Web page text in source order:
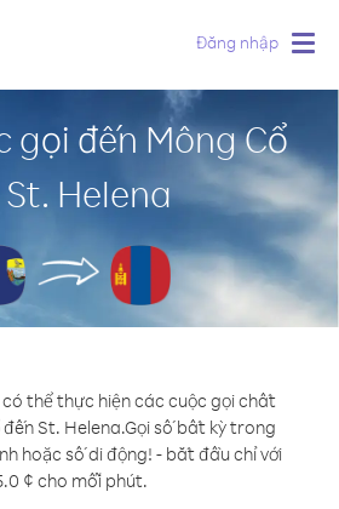
Đăng nhập
gọi đến Mông Cổ
Helena
thể thực hiện các cuộc gọi chất
St. Helena.Gọi số bất kỳ trong
hoặc số di động! - bắt đầu chỉ với
¢ cho mỗi phút.